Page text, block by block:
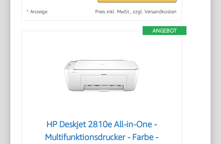
* Anzeige Preis inkl. MwSt., zzgl. Versandkosten
ANGEBOT
HP Deskjet 2810e All-in-One -
Multifunktionsdrucker - Farbe -